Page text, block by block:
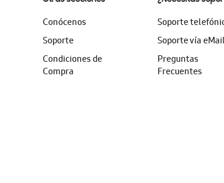
Conócenos
Soporte
Condiciones de
Compra
Soporte
Soporte vía eMail
Preguntas
Frecuentes